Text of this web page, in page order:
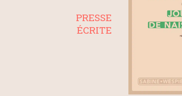
PRESSE
ÉCRITE